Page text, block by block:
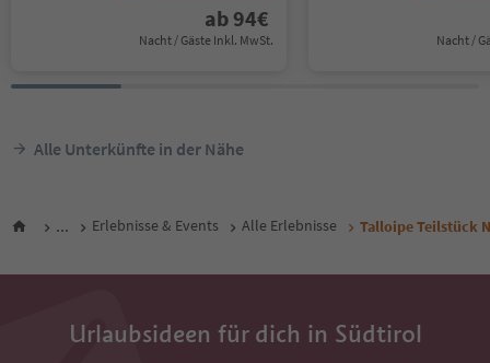
ab 94€
Nacht / Gäste Inkl. MwSt. Nacht /
Alle Unterkünfte in der Nähe
... Erlebnisse & Events Alle Erlebnisse Talloipe Teilstück
Urlaubsideen für dich in Südtirol